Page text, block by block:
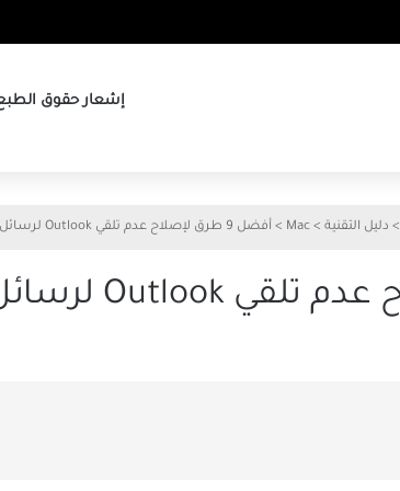
إشعار حقوق الطبع
> دليل التقنية >
Mac
> أفضل 9 طرق لإصلاح عدم تلقي Outlook لرسائل البريد الإلكتروني على Mac